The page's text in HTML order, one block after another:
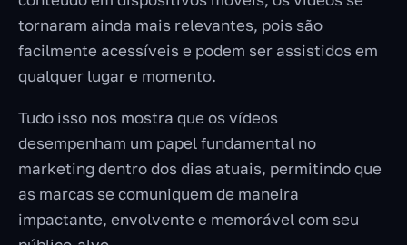
tornaram ainda mais relevantes, pois são
facilmente acessíveis e podem ser assistidos em
qualquer lugar e momento.
Tudo isso nos mostra que os vídeos
desempenham um papel fundamental no
marketing dentro dos dias atuais, permitindo que
as marcas se comuniquem de maneira
impactante, envolvente e memorável com seu